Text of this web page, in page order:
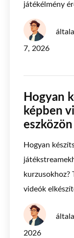
játékélmény
7, 2026
Hogyan
képben
Hogyan
kurzusokhoz?
videók
2026